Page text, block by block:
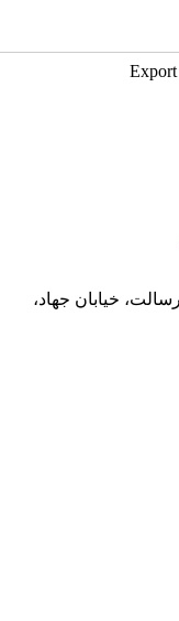
خیابان جهاد،